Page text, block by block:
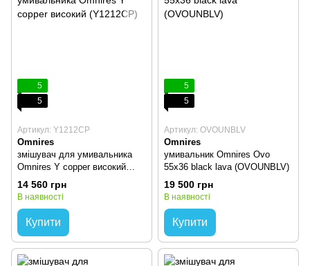
5
5
Артикул: Y1212CP
Omnires
змішувач для умивальника
Omnires Y copper високий
(Y1212CP)
14 560 грн
В наявності
Купити
5
5
Артикул: OVOUNBLV
Omnires
умивальник Omnires Ovo
55x36 black lava (OVOUNBLV)
19 500 грн
В наявності
Купити